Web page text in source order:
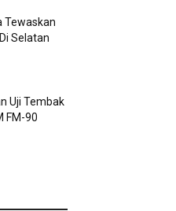
Tewaskan
Selatan
Uji Tembak
FM-90